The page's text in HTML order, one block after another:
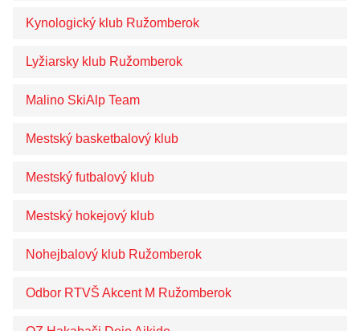
Kynologický klub Ružomberok
Lyžiarsky klub Ružomberok
Malino SkiAlp Team
Mestský basketbalový klub
Mestský futbalový klub
Mestský hokejový klub
Nohejbalový klub Ružomberok
Odbor RTVŠ Akcent M Ružomberok